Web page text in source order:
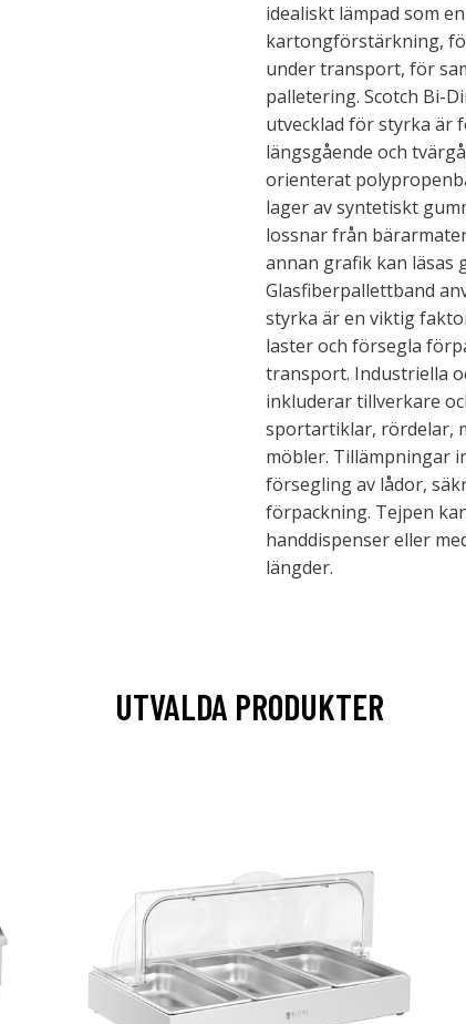
idealiskt lämpad som
kartongförstärkning,
under transport, för
palletering. Scotch Bi-
utvecklad för styrka är
längsgående och
orienterat
lager av syntetiskt
lossnar från
annan grafik kan läsas
Glasfiberpallettband
styrka är en viktig
laster och försegla
transport. Industriella
inkluderar tillverkare
sportartiklar, rördelar,
möbler. Tillämpningar
försegling av lådor,
förpackning. Tejpen
handdispenser eller
längder.
UTVALDA PRODUKTER